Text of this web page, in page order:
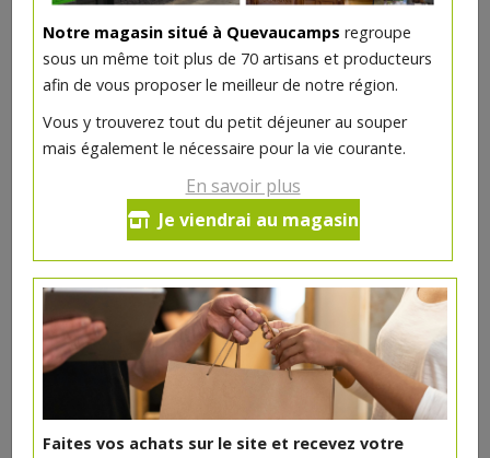
Notre magasin situé à Quevaucamps regroupe
sous un même toit plus de 70 artisans et producteurs
afin de vous proposer le meilleur de notre région.
Vous y trouverez tout du petit déjeuner au souper
mais également le nécessaire pour la vie courante.
En savoir plus
Je viendrai au magasin
Faites vos achats sur le site et recevez votre
Salade du pêcheur algues bio
35g
Ce produit est indisponible pour le moment.
DANS LA MÊME CATÉGORIE ...